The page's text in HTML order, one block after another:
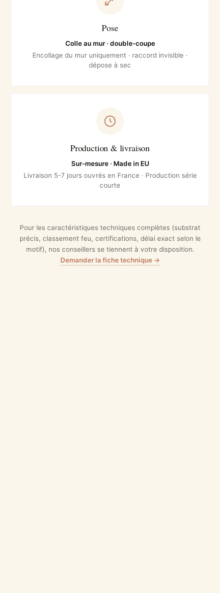
Pose
Colle au mur · double-coupe
Encollage du mur uniquement · raccord invisible ·
dépose à sec
Production & livraison
Sur-mesure · Made in EU
Livraison 5-7 jours ouvrés en France · Production série
courte
Pour les caractéristiques techniques complètes (substrat
précis, classement feu, certifications, délai exact selon le
motif), nos conseillers se tiennent à votre disposition.
Demander la fiche technique →